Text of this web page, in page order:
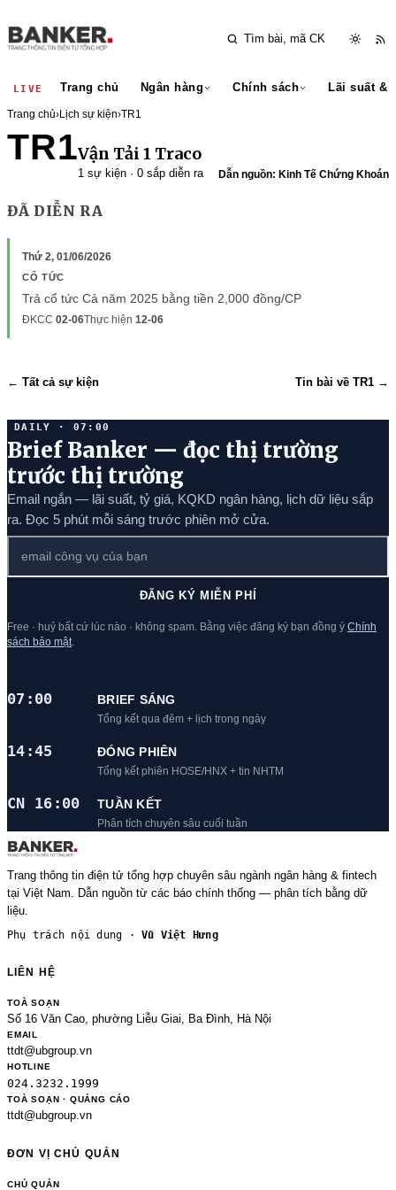
LIVE Trang chủ Ngân hàng Chính sách Lãi suất &
Trang chủ›Lịch sự kiện›TR1
TR1Vận Tải 1 Traco
1 sự kiện · 0 sắp diễn ra Dẫn nguồn: Kinh Tế Chứng Khoán
ĐÃ DIỄN RA
Thứ 2, 01/06/2026
CỔ TỨC
Trả cổ tức Cả năm 2025 bằng tiền 2,000 đồng/CP
ĐKCC 02-06Thực hiện 12-06
← Tất cả sự kiện Tin bài về TR1 →
DAILY · 07:00
Brief Banker — đọc thị trường
trước thị trường
Email ngắn — lãi suất, tỷ giá, KQKD ngân hàng, lịch dữ liệu sắp
ra. Đọc 5 phút mỗi sáng trước phiên mở cửa.
ĐĂNG KÝ MIỄN PHÍ
Free · huỷ bất cứ lúc nào · không spam. Bằng việc đăng ký bạn đồng ý Chính
sách bảo mật
07:00 BRIEF SÁNG
Tổng kết qua đêm + lịch trong ngày
14:45 ĐÓNG PHIÊN
Tổng kết phiên HOSE/HNX + tin NHTM
CN 16:00 TUẦN KẾT
Phân tích chuyên sâu cuối tuần
Trang thông tin điện tử tổng hợp chuyên sâu ngành ngân hàng & fintech
tại Việt Nam. Dẫn nguồn từ các báo chính thống — phân tích bằng dữ
liệu.
Phụ trách nội dung ·Vũ Việt Hưng
LIÊN HỆ
TOÀ SOẠN
Số 16 Văn Cao, phường Liễu Giai, Ba Đình, Hà Nội
EMAIL
ttdt@ubgroup.vn
HOTLINE
024.3232.1999
TOÀ SOẠN · QUẢNG CÁO
ttdt@ubgroup.vn
ĐƠN VỊ CHỦ QUẢN
CHỦ QUẢN